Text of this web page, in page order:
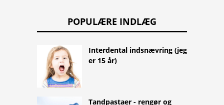
POPULÆRE INDLÆG
Interdental indsnævring (jeg
er 15 år)
Tandpastaer - rengør og